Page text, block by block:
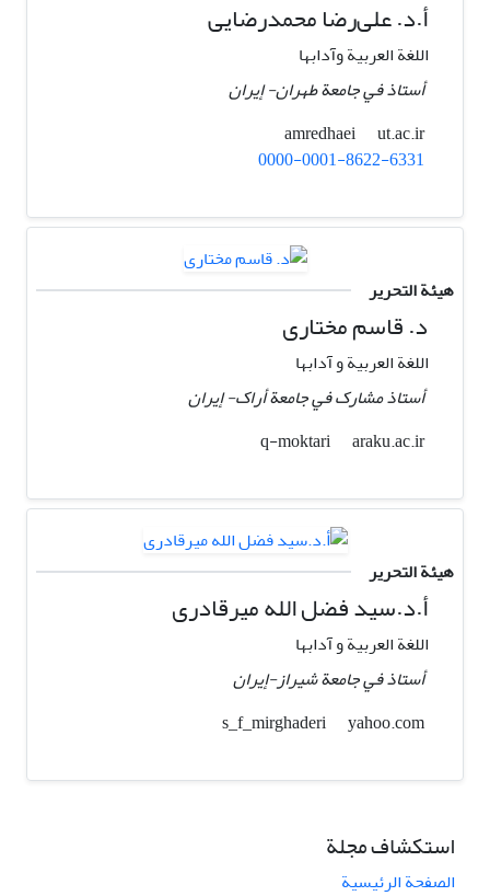
أ.د. علی‌رضا محمدرضایی
اللغة العربیة وآدابها
أستاذ في جامعة طهران- إيران
amredhaei
ut.ac.ir
0000-0001-8622-6331
هيئة التحرير
د. قاسم مختاری
اللغة العربیة و آدابها
أستاذ مشارک في جامعة أراک- إيران
q-moktari
araku.ac.ir
هيئة التحرير
أ.د.سید فضل الله میرقادری
اللغة العربیة و آدابها
أستاذ في جامعة شیراز-إيران
yahoo.com
استكشاف مجلة
الصفحة الرئيسية